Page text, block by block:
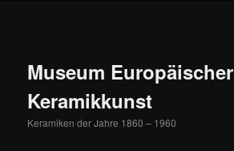
Museum Europäischer
Keramikkunst
Keramiken der Jahre 1860 – 1960